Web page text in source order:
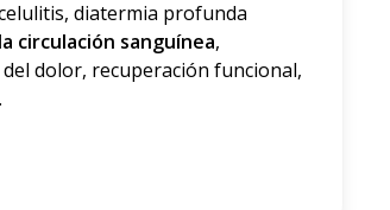
diatermia profunda
circulación sanguínea,
dolor, recuperación funcional,